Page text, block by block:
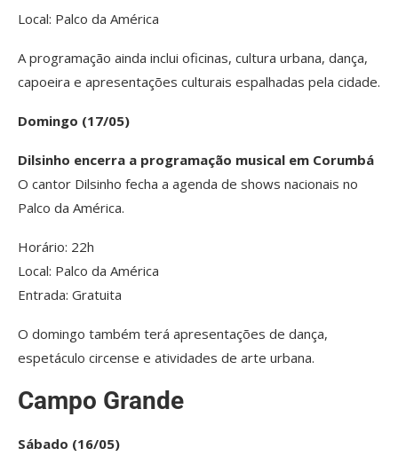
Local: Palco da América
A programação ainda inclui oficinas, cultura urbana, dança,
capoeira e apresentações culturais espalhadas pela cidade.
Domingo (17/05)
Dilsinho encerra a programação musical em Corumbá
O cantor Dilsinho fecha a agenda de shows nacionais no
Palco da América.
Horário: 22h
Local: Palco da América
Entrada: Gratuita
O domingo também terá apresentações de dança,
espetáculo circense e atividades de arte urbana.
Campo Grande
Sábado (16/05)